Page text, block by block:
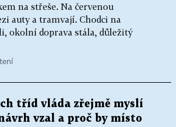
na střeše. Na červenou
auty a tramvají. Chodci na
okolní doprava stála, důležitý
tříd vláda zřejmě myslí
vzal a proč by místo